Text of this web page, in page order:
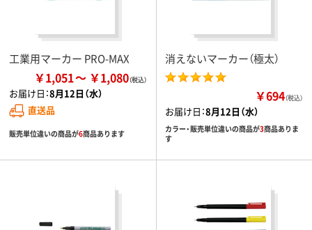
工業用マーカー PRO-MAX
￥1,051 ￥1,080
お届け日：8月12日（水）
直送品
販売単位違いの商品が6商品あります
消えないマーカー（極太）
￥694（税込）
お届け日：8月12日（水）
カラー・販売単位違いの商品が3商品ありま
す